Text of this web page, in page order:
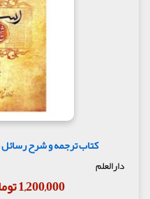
کتاب ترجمه و شرح
دارالعلم
1,200,000 تومان